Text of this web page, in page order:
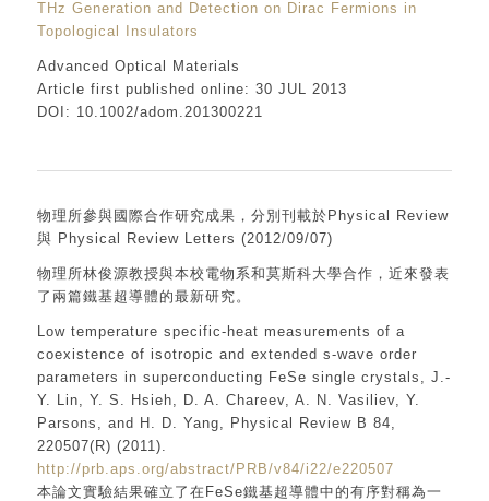
THz Generation and Detection on Dirac Fermions in
Topological Insulators
Advanced Optical Materials
Article first published online: 30 JUL 2013
DOI: 10.1002/adom.201300221
物理所參與國際合作研究成果，分別刊載於Physical Review
與 Physical Review Letters (2012/09/07)
物理所林俊源教授與本校電物系和莫斯科大學合作，近來發表
了兩篇鐵基超導體的最新研究。
Low temperature specific-heat measurements of a
coexistence of isotropic and extended s-wave order
parameters in superconducting FeSe single crystals, J.-
Y. Lin, Y. S. Hsieh, D. A. Chareev, A. N. Vasiliev, Y.
Parsons, and H. D. Yang, Physical Review B 84,
220507(R) (2011).
http://prb.aps.org/abstract/PRB/v84/i22/e220507
本論文實驗結果確立了在FeSe鐵基超導體中的有序對稱為一